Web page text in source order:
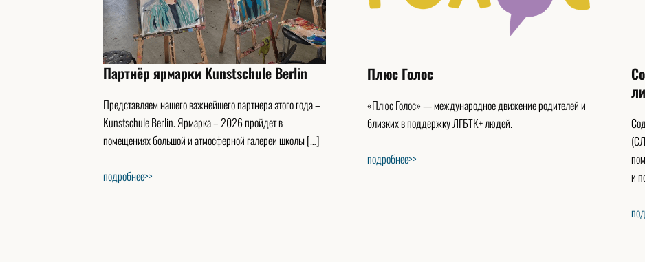
Партнёр ярмарки Kunstschule Berlin
Представляем нашего важнейшего партнера этого года –
Kunstschule Berlin. Ярмарка – 2026 пройдет в
помещениях большой и атмосферной галереи школы […]
подробнее>>
Плюс Голос
«Плюс Голос» — международное движение родителей и
близких в поддержку ЛГБТК+ людей.
подробнее>>
и